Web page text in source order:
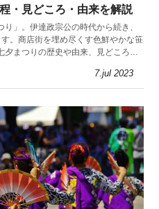
・見どころ・由来を解説
」。伊達政宗公の時代から続き、
。商店街を埋め尽くす色鮮やかな笹
夕まつりの歴史や由来、見どころを
7.jul 2023